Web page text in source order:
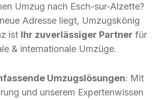
Umzug nach Esch-sur-Alzette?
Adresse liegt, Umzugskönig
ist Ihr zuverlässiger Partner für
& internationale Umzüge.
Umzugslösungen: Mit
und unserem Expertenwissen